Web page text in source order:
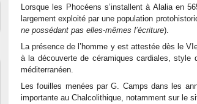
Lorsque les Phocéens s’installent à Alalia en
largement exploité par une population
ne possédant pas elles-mêmes l’écriture).
La présence de l’homme y est attestée dès le
à la découverte de céramiques cardiales,
méditerranéen.
Les fouilles menées par G. Camps dans les
importante au Chalcolithique, notamment sur le